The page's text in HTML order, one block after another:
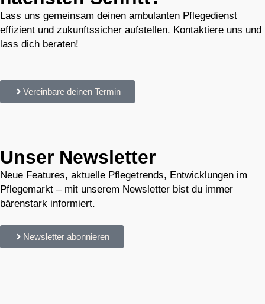
Lass uns gemeinsam deinen ambulanten Pflegedienst
effizient und zukunftssicher aufstellen. Kontaktiere uns und
lass dich beraten!
Vereinbare deinen Termin
Unser Newsletter
Neue Features, aktuelle Pflegetrends, Entwicklungen im
Pflegemarkt – mit unserem Newsletter bist du immer
bärenstark informiert.
Newsletter abonnieren